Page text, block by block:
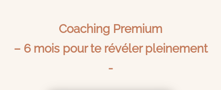
Coaching Premium
– 6 mois pour te révéler pleinement
-